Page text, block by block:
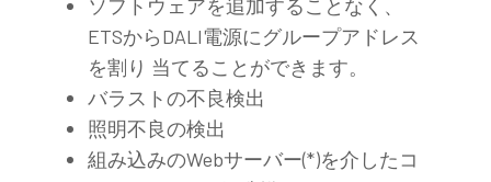
ソフトウェアを追加することなく、
ETSからDALI電源にグループアドレス
を割り 当てることができます。
バラストの不良検出
照明不良の検出
組み込みのWebサーバー(*)を介したコ